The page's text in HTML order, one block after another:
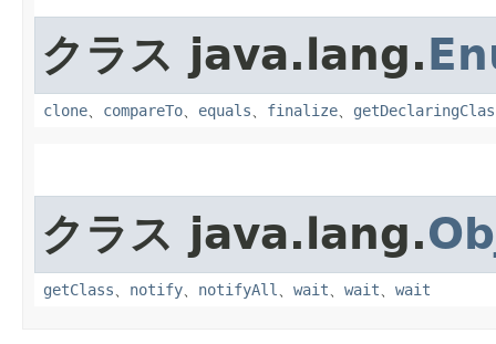
クラス java.lang.
clone、 compareTo、 equals、 finalize、
クラス java.lang.
getClass、 notify、 notifyAll、 wait、 wait、 wait